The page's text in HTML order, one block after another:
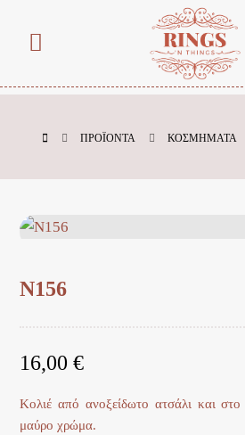
ΠΡΟΪΌΝΤΑ ΚΟΣΜΗΜΑΤΑ
Ν156
16,00€
Κολιέ από ανοξείδωτο ατσάλι και στο
μαύρο χρώμα.